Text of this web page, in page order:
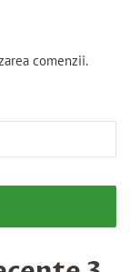
comenzii.